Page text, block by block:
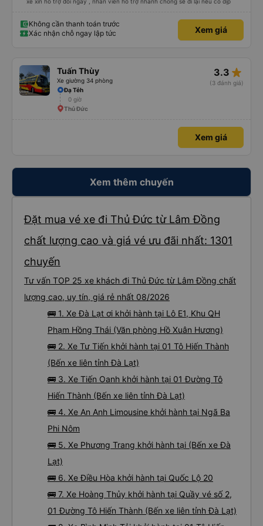
Không cần thanh toán trước
Xác nhận chỗ ngay lập tức
Xem giá
Tuấn Thùy
Xe giường 34 phòng
3.3 star_rate
(3 đánh giá)
Đạ Tẻh
0 giờ
Thủ Đức
Xem giá
Xem thêm chuyến
Đặt mua vé xe đi Thủ Đức từ Lâm Đồng
chất lượng cao và giá vé ưu đãi nhất: 1301
chuyến
Tư vấn TOP 25 xe khách đi Thủ Đức từ Lâm Đồng chất
lượng cao, uy tín, giá rẻ nhất 08/2026
🚌 1. Xe Đà Lạt ơi khởi hành tại Lô E1, Khu QH
Phạm Hồng Thái (Văn phòng Hồ Xuân Hương)
🚌 2. Xe Tư Tiến khởi hành tại 01 Tô Hiến Thành
(Bến xe liên tỉnh Đà Lạt)
🚌 3. Xe Tiến Oanh khởi hành tại 01 Đường Tô
Hiến Thành (Bến xe liên tỉnh Đà Lạt)
🚌 4. Xe An Anh Limousine khởi hành tại Ngã Ba
Phi Nôm
🚌 5. Xe Phương Trang khởi hành tại (Bến xe Đà
Lạt)
🚌 6. Xe Điều Hòa khởi hành tại Quốc Lộ 20
🚌 7. Xe Hoàng Thủy khởi hành tại Quầy vé số 2,
01 Đường Tô Hiến Thành (Bến xe liên tỉnh Đà Lạt)